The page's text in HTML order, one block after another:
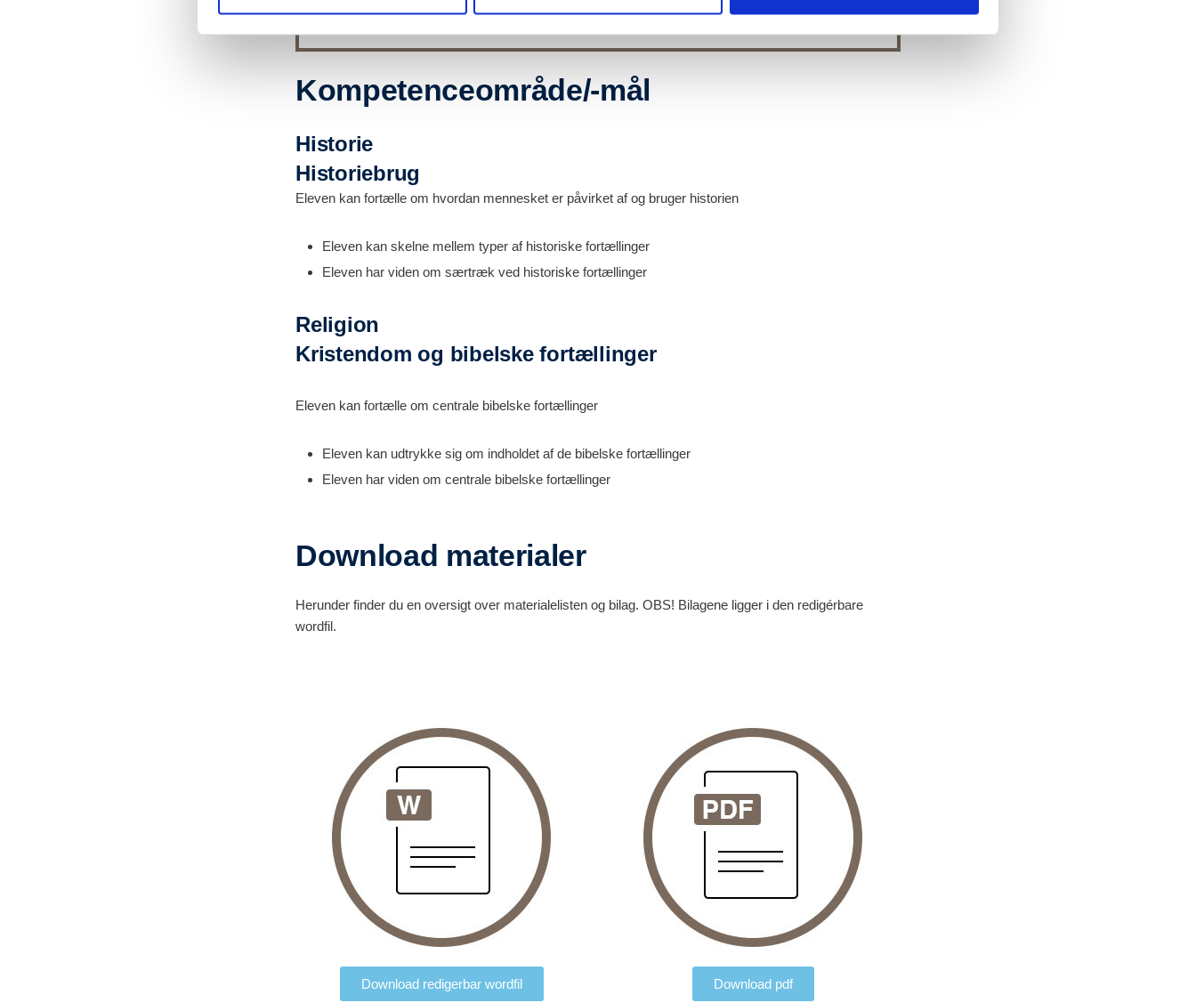
forbindelse med påsken?
Kompetenceområde/-mål
Historie
Historiebrug
Eleven kan fortælle om hvordan mennesket er påvirket af og bruger historien
Eleven kan skelne mellem typer af historiske fortællinger
Eleven har viden om særtræk ved historiske fortællinger
Religion
Kristendom og bibelske fortællinger
Eleven kan fortælle om centrale bibelske fortællinger
Eleven kan udtrykke sig om indholdet af de bibelske fortællinger
Eleven har viden om centrale bibelske fortællinger
Download materialer
Herunder finder du en oversigt over materialelisten og bilag. OBS! Bilagene ligger i den redigérbare
wordfil.
Download redigerbar wordfil Download pdf